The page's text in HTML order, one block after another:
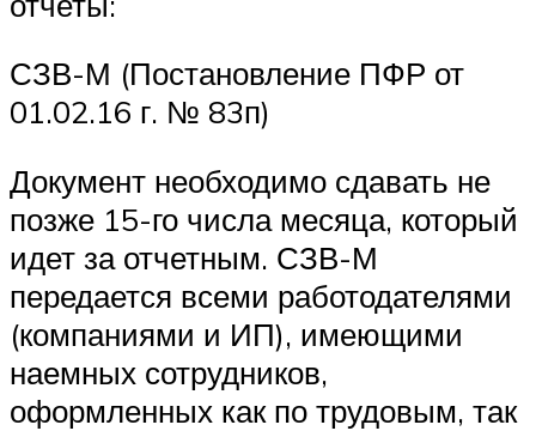
СЗВ-М (Постановление ПФР от
01.02.16 г. № 83п)
Документ необходимо сдавать не
позже 15-го числа месяца, который
идет за отчетным. СЗВ-М
передается всеми работодателями
(компаниями и ИП), имеющими
наемных сотрудников,
оформленных как по трудовым, так